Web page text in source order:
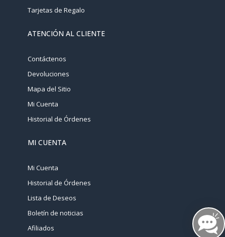
Tarjetas de Regalo
ATENCIÓN AL CLIENTE
Contáctenos
Devoluciones
Mapa del Sitio
Mi Cuenta
Historial de Órdenes
MI CUENTA
Mi Cuenta
Historial de Órdenes
Lista de Deseos
Boletín de noticias
Afiliados